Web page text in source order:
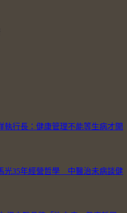
執行長：健康管理不能等生病才開
光35年經營哲學 中醫治未病談健